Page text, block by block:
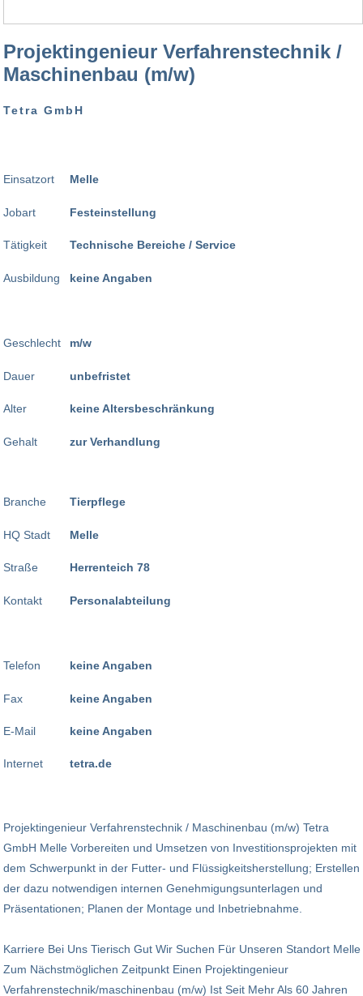
Projektingenieur Verfahrenstechnik /
Maschinenbau (m/w)
Tetra GmbH
Einsatzort
Jobart
Tätigkeit
Ausbildung
Geschlecht
Dauer
Alter
Gehalt
Melle
Festeinstellung
Technische Bereiche / Service
keine Angaben
m/w
unbefristet
keine Altersbeschränkung
zur Verhandlung
Branche
HQ Stadt
Straße
Kontakt
Telefon
Fax
E-Mail
Internet
Tierpflege
Melle
Herrenteich 78
Personalabteilung
keine Angaben
keine Angaben
keine Angaben
tetra.de
Projektingenieur Verfahrenstechnik / Maschinenbau (m/w) Tetra
GmbH Melle Vorbereiten und Umsetzen von Investitionsprojekten mit
dem Schwerpunkt in der Futter- und Flüssigkeitsherstellung; Erstellen
der dazu notwendigen internen Genehmigungsunterlagen und
Präsentationen; Planen der Montage und Inbetriebnahme.
Karriere Bei Uns Tierisch Gut Wir Suchen Für Unseren Standort Melle
Zum Nächstmöglichen Zeitpunkt Einen Projektingenieur
Verfahrenstechnik/maschinenbau (m/w) Ist Seit Mehr Als 60 Jahren